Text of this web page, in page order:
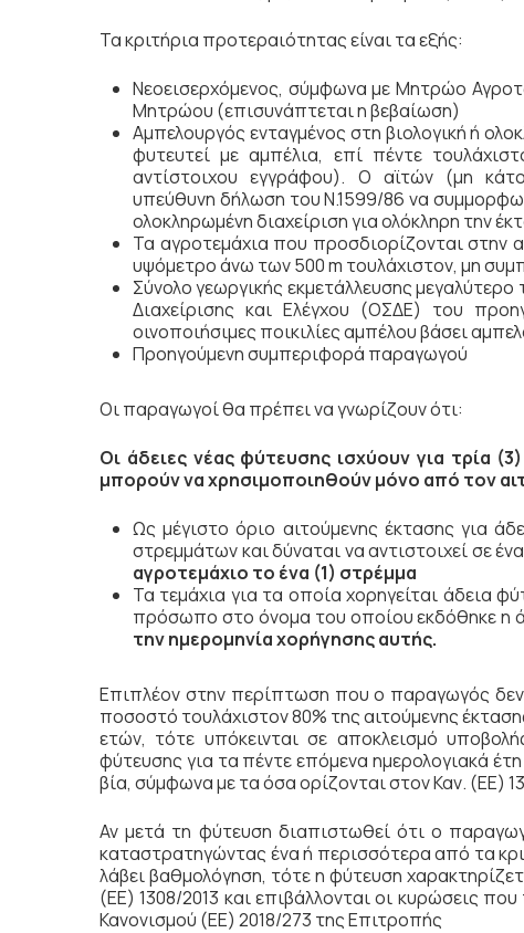
Τα κριτήρια προτεραιότητας είναι τα εξής:
Νεοεισερχόμενος, σύμφωνα με Μητρώο
Μητρώου (επισυνάπτεται η βεβαίωση)
Αμπελουργός ενταγμένος στη βιολογική ή
φυτευτεί με αμπέλια, επί πέντε
αντίστοιχου εγγράφου). Ο αϊτών (μη
υπεύθυνη δήλωση του Ν.1599/86 να
ολοκληρωμένη διαχείριση για ολόκληρη την
Τα αγροτεμάχια που προσδιορίζονται στην
υψόμετρο άνω των 500 m τουλάχιστον, μη
Σύνολο γεωργικής εκμετάλλευσης
Διαχείρισης και Ελέγχου (ΟΣΔΕ) του
οινοποιήσιμες ποικιλίες αμπέλου βάσει
Προηγούμενη συμπεριφορά παραγωγού
Οι παραγωγοί θα πρέπει να γνωρίζουν ότι:
Οι άδειες νέας φύτευσης ισχύουν για τρία
μπορούν να χρησιμοποιηθούν μόνο από τον
Ως μέγιστο όριο αιτούμενης έκτασης για
στρεμμάτων και δύναται να αντιστοιχεί σε
αγροτεμάχιο το ένα (1) στρέμμα
Τα τεμάχια για τα οποία χορηγείται άδεια
πρόσωπο στο όνομα του οποίου εκδόθηκε η
την ημερομηνία χορήγησης αυτής.
Επιπλέον στην περίπτωση που ο παραγωγός δεν
ποσοστό τουλάχιστον 80% της αιτούμενης
ετών, τότε υπόκεινται σε αποκλεισμό
φύτευσης για τα πέντε επόμενα ημερολογιακά
βία, σύμφωνα με τα όσα ορίζονται στον Καν. (ΕΕ)
Αν μετά τη φύτευση διαπιστωθεί ότι ο
καταστρατηγώντας ένα ή περισσότερα από τα
λάβει βαθμολόγηση, τότε η φύτευση
(ΕΕ) 1308/2013 και επιβάλλονται οι κυρώσεις
Κανονισμού (ΕΕ) 2018/273 της Επιτροπής